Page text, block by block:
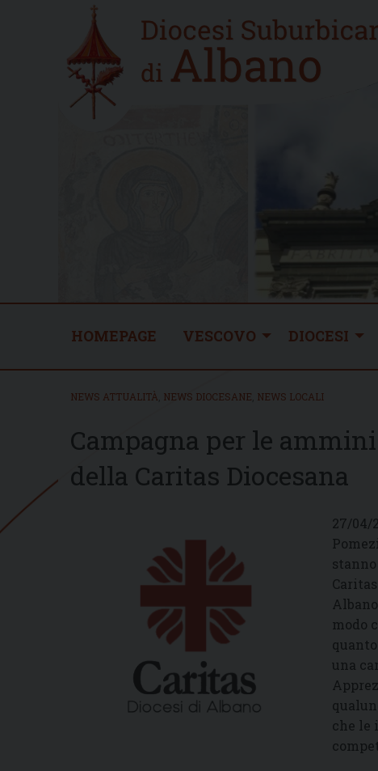
Home
new
HOMEPAGE VESCOVO DIOCESI
NEWS ATTUALITÀ NEWS DIOCESANE NEWS LOCALI
Campagna per le
della Caritas Diocesana
27/
modo
una
che le